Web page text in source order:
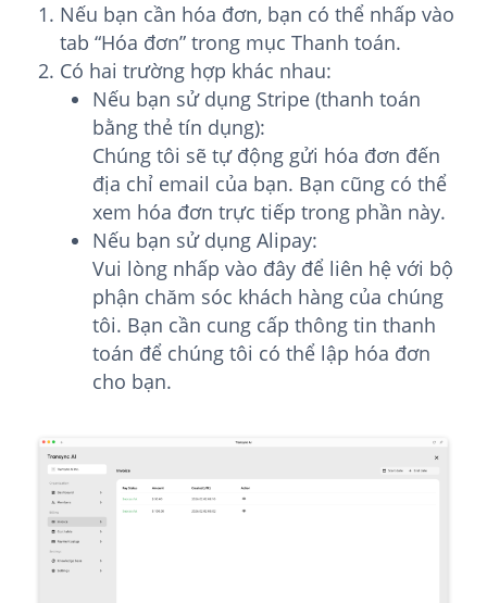
Nếu bạn cần hóa đơn, bạn có thể nhấp vào
tab “Hóa đơn” trong mục Thanh toán.
Có hai trường hợp khác nhau:
Nếu bạn sử dụng Stripe (thanh toán
bằng thẻ tín dụng):
Chúng tôi sẽ tự động gửi hóa đơn đến
địa chỉ email của bạn. Bạn cũng có thể
xem hóa đơn trực tiếp trong phần này.
Nếu bạn sử dụng Alipay:
Vui lòng nhấp vào đây để liên hệ với bộ
phận chăm sóc khách hàng của chúng
tôi. Bạn cần cung cấp thông tin thanh
toán để chúng tôi có thể lập hóa đơn
cho bạn.